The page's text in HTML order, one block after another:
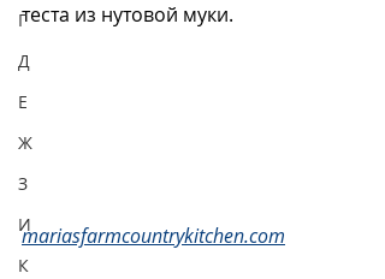
Г
Д
Е
Ж
З
И
К
теста из нутовой муки.
mariasfarmcountrykitchen.com